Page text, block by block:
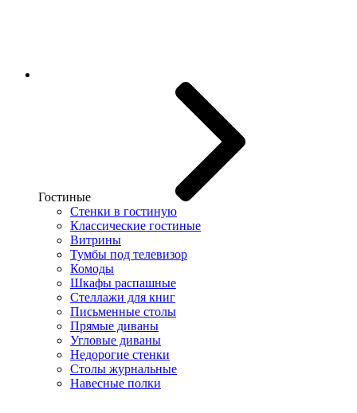
Гостиные
Стенки в гостиную
Классические гостиные
Витрины
Тумбы под телевизор
Комоды
Шкафы распашные
Стеллажи для книг
Письменные столы
Прямые диваны
Угловые диваны
Недорогие стенки
Столы журнальные
Навесные полки